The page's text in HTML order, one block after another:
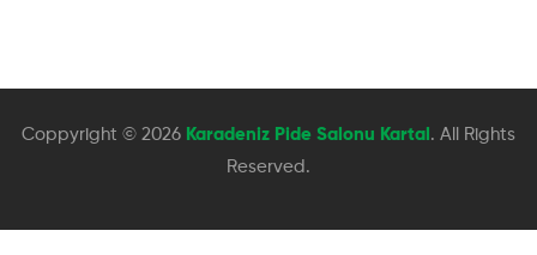
Coppyright © 2026 Karadeniz Pide Salonu Kartal . All Rights
Reserved.